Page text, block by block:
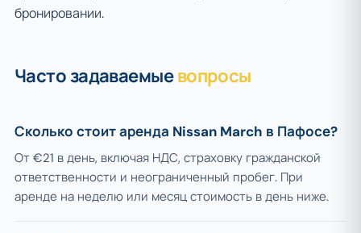
бронировании.
Часто задаваемыевопросы
Сколько стоит аренда Nissan March в Пафосе?
От €21 в день, включая НДС, страховку гражданской
ответственности и неограниченный пробег. При
аренде на неделю или месяц стоимость в день ниже.